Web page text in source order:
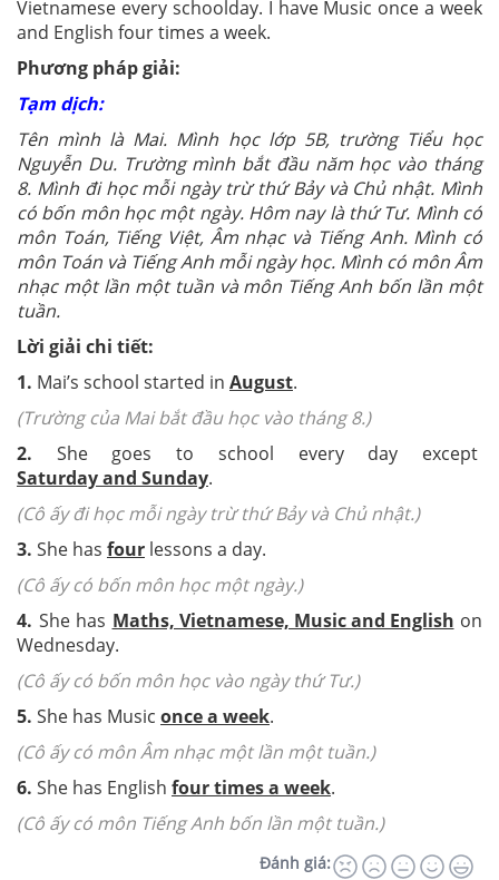
Vietnamese every schoolday. I have Music once a week
and English four times a week.
Phương pháp giải:
Tạm dịch:
Tên mình là Mai. Mình học lớp 5B, trường Tiểu học
Nguyễn Du. Trường mình bắt đầu năm học vào tháng
8. Mình đi học mỗi ngày trừ thứ Bảy và Chủ nhật. Mình
có bốn môn học một ngày. Hôm nay là thứ Tư. Mình có
môn Toán, Tiếng Việt, Âm nhạc và Tiếng Anh. Mình có
môn Toán và Tiếng Anh mỗi ngày học. Mình có môn Âm
nhạc một lần một tuần và môn Tiếng Anh bốn lần một
tuần.
Lời giải chi tiết:
1. Mai’s school started in August.
(Trường của Mai bắt đầu học vào tháng 8.)
2. She goes to school every day except
Saturday and Sunday.
(Cô ấy đi học mỗi ngày trừ thứ Bảy và Chủ nhật.)
3. She has four lessons a day.
(Cô ấy có bốn môn học một ngày.)
4. She has Maths, Vietnamese, Music and English on
Wednesday.
(Cô ấy có bốn môn học vào ngày thứ Tư.)
5. She has Music once a week.
(Cô ấy có môn Âm nhạc một lần một tuần.)
6. She has English four times a week.
(Cô ấy có môn Tiếng Anh bốn lần một tuần.)
Đánh giá: